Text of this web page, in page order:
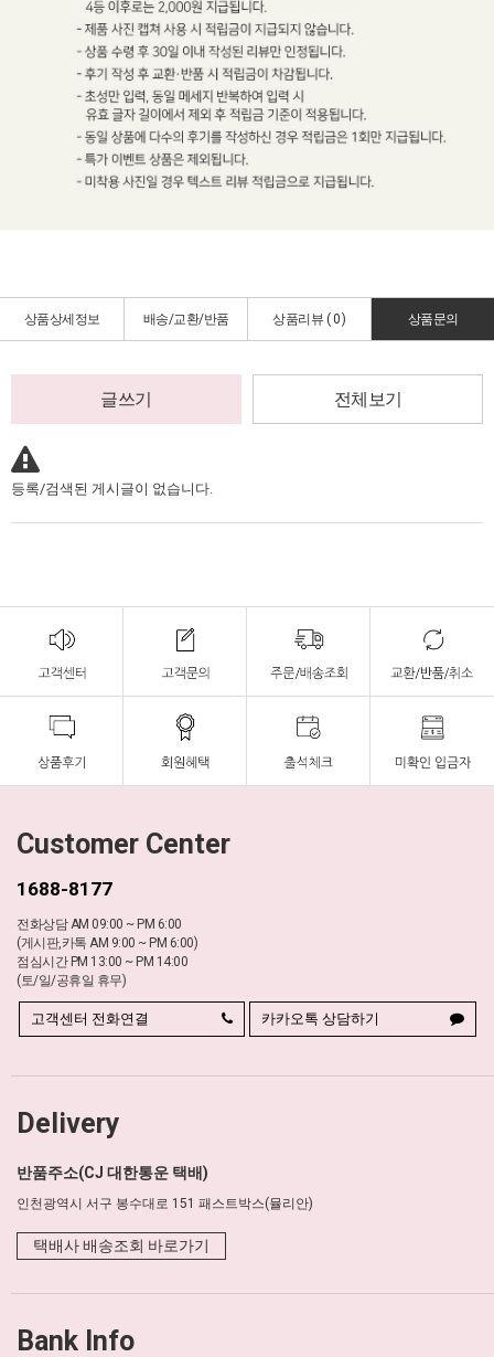
상품상세정보 배송/교환/반품 상품리뷰 ( 0) 상품문의
글쓰기 전체보기
등록/검색된 게시글이 없습니다.
Customer Center
1688-8177
전화상담 AM 09:00 ~ PM 6:00
(게시판,카톡 AM 9:00 ~ PM 6:00)
점심시간 PM 13:00 ~ PM 14:00
(토/일/공휴일 휴무)
고객센터 전화연결 카카오톡 상담하기
Delivery
반품주소(CJ 대한통운 택배)
인천광역시 서구 봉수대로 151 패스트박스(뮬리안)
택배사 배송조회 바로가기
Bank Info